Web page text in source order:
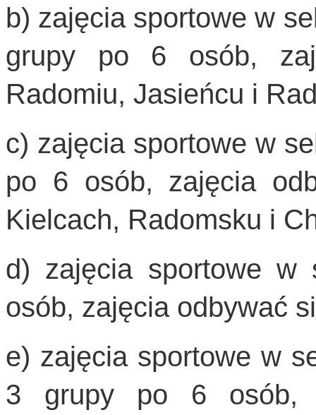
b) zajęcia sportowe w
grupy po 6 osób,
Radomiu, Jasieńcu i
c) zajęcia sportowe w
po 6 osób, zajęcia
Kielcach, Radomsku i
d) zajęcia sportowe
osób, zajęcia odbywać
e) zajęcia sportowe w
3 grupy po 6 osób,